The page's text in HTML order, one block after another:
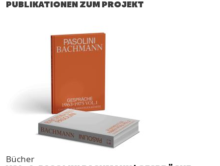
PUBLIKATIONEN ZUM PROJEKT
Bücher